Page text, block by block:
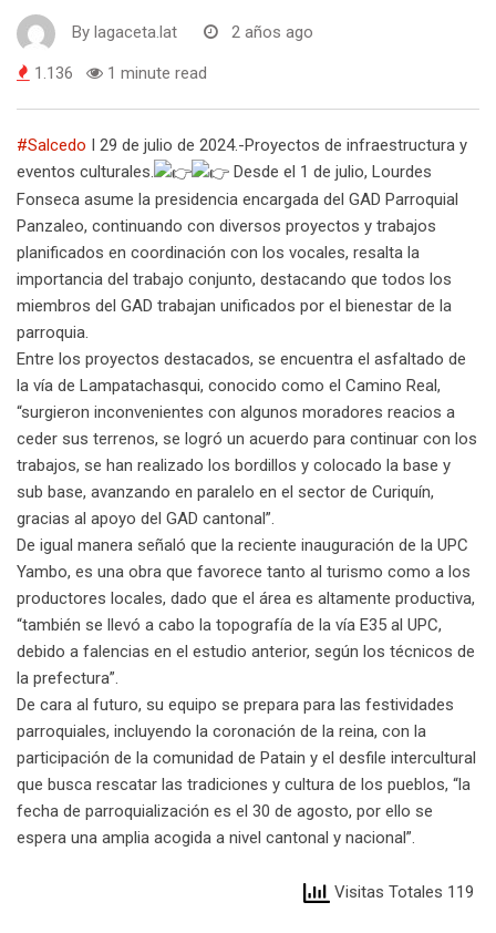
By lagaceta.lat 2 años ago
1.136 1 minute read
#Salcedo I 29 de julio de 2024.-Proyectos de infraestructura y
eventos culturales.
Desde el 1 de julio, Lourdes
Fonseca asume la presidencia encargada del GAD Parroquial
Panzaleo, continuando con diversos proyectos y trabajos
planificados en coordinación con los vocales, resalta la
importancia del trabajo conjunto, destacando que todos los
miembros del GAD trabajan unificados por el bienestar de la
parroquia.
Entre los proyectos destacados, se encuentra el asfaltado de
la vía de Lampatachasqui, conocido como el Camino Real,
“surgieron inconvenientes con algunos moradores reacios a
ceder sus terrenos, se logró un acuerdo para continuar con los
trabajos, se han realizado los bordillos y colocado la base y
sub base, avanzando en paralelo en el sector de Curiquín,
gracias al apoyo del GAD cantonal”.
De igual manera señaló que la reciente inauguración de la UPC
Yambo, es una obra que favorece tanto al turismo como a los
productores locales, dado que el área es altamente productiva,
“también se llevó a cabo la topografía de la vía E35 al UPC,
debido a falencias en el estudio anterior, según los técnicos de
la prefectura”.
De cara al futuro, su equipo se prepara para las festividades
parroquiales, incluyendo la coronación de la reina, con la
participación de la comunidad de Patain y el desfile intercultural
que busca rescatar las tradiciones y cultura de los pueblos, “la
fecha de parroquialización es el 30 de agosto, por ello se
espera una amplia acogida a nivel cantonal y nacional”.
Visitas Totales 119